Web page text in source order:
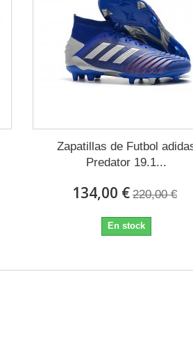
Zapatillas de Futbol
Predator 19.1...
134,00 € 220,00 €
En stock